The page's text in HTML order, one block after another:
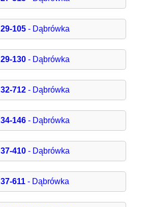
29-105- Dąbrówka
29-130- Dąbrówka
32-712- Dąbrówka
34-146- Dąbrówka
37-410- Dąbrówka
37-611 - Dąbrówka